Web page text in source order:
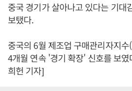
중국 경기가 살아나고 있다는 기대
보탰다.
중국의 6월 제조업 구매관리자지
4개월 연속 '경기 확장' 신호를 보
희헌 기자]